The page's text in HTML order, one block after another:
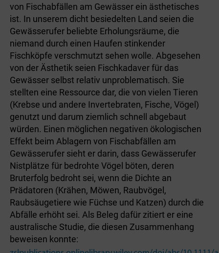
von Fischabfällen am Gewässer ein ästhetisches
ist. In unserem dicht besiedelten Land seien die
Gewässerufer beliebte Erholungsräume, die
niemand durch einen Haufen stinkender
Fischköpfe verschmutzt sehen wolle. Abgesehen
von der Ästhetik seien Fischkadaver für das
Gewässer selbst relativ unproblematisch. Sie
stellten eine Ressource dar, die von vielen Tieren
(Krebse und andere Invertebraten, Fische, Vögel)
genutzt und darum ziemlich schnell abgebaut
würden. Einen möglichen negativen ökologischen
Effekt beim Ablagern von Fischabfällen am
Gewässerufer sieht er darin, dass Gewässerufer
Nistplätze für bedrohte Vögel böten, deren
Bruterfolg bedroht sei, wenn die Dichte an
Prädatoren (Krähen, Möwen, Raubvögel,
Raubsäugetiere wie Füchse und Katzen) durch die
Abfälle erhöht sei. Als Beleg dafür zitiert er eine
australische Studie, die diesen Zusammenhang
beweisen konnte: